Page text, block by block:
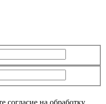
согласие на обработку